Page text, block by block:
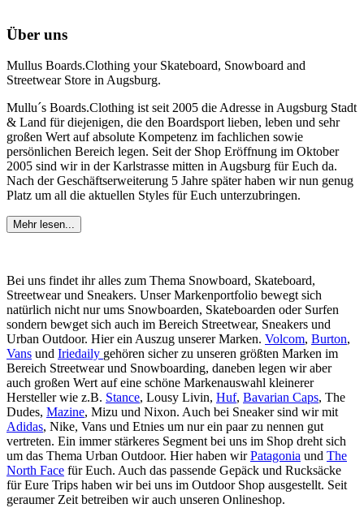
Über uns
Mullus Boards.Clothing your Skateboard, Snowboard and
Streetwear Store in Augsburg.
Mullu´s Boards.Clothing ist seit 2005 die Adresse in Augsburg Stadt
& Land für diejenigen, die den Boardsport lieben, leben und sehr
großen Wert auf absolute Kompetenz im fachlichen sowie
persönlichen Bereich legen. Seit der Shop Eröffnung im Oktober
2005 sind wir in der Karlstrasse mitten in Augsburg für Euch da.
Nach der Geschäftserweiterung 5 Jahre später haben wir nun genug
Platz um all die aktuellen Styles für Euch unterzubringen.
Mehr lesen...
Bei uns findet ihr alles zum Thema Snowboard, Skateboard,
Streetwear und Sneakers. Unser Markenportfolio bewegt sich
natürlich nicht nur ums Snowboarden, Skateboarden oder Surfen
sondern bewget sich auch im Bereich Streetwear, Sneakers und
Urban Outdoor. Hier ein Auszug unserer Marken. Volcom, Burton,
Vans und Iriedaily gehören sicher zu unseren größten Marken im
Bereich Streetwear und Snowboarding, daneben legen wir aber
auch großen Wert auf eine schöne Markenauswahl kleinerer
Hersteller wie z.B. Stance, Lousy Livin, Huf, Bavarian Caps, The
Dudes, Mazine, Mizu und Nixon. Auch bei Sneaker sind wir mit
Adidas, Nike, Vans und Etnies um nur ein paar zu nennen gut
vertreten. Ein immer stärkeres Segment bei uns im Shop dreht sich
um das Thema Urban Outdoor. Hier haben wirPatagonia und The
North Face für Euch. Auch das passende Gepäck und Rucksäcke
für Eure Trips haben wir bei uns im Outdoor Shop ausgestellt. Seit
geraumer Zeit betreiben wir auch unseren Onlineshop.